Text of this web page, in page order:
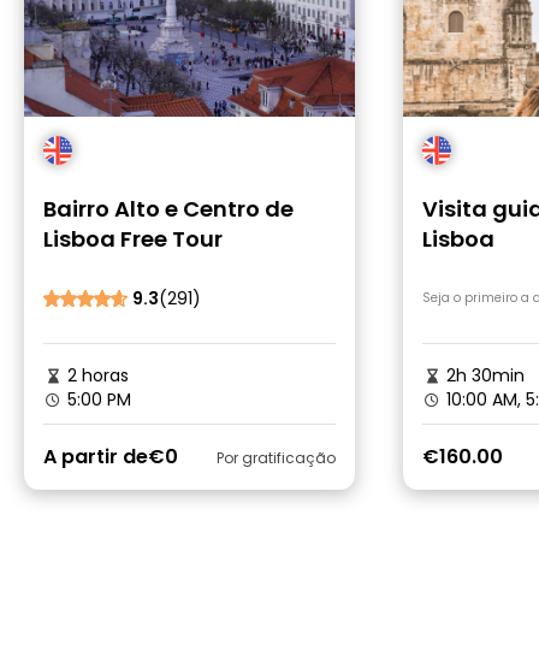
Bairro Alto e Centro de
Lisboa Free Tour
9.3(291)
2 horas
5:00 PM
A partir de€0 Por gratificação
Visita
Lisboa
Seja o primeiro a
2h 30min
10:00 AM,
€160.00